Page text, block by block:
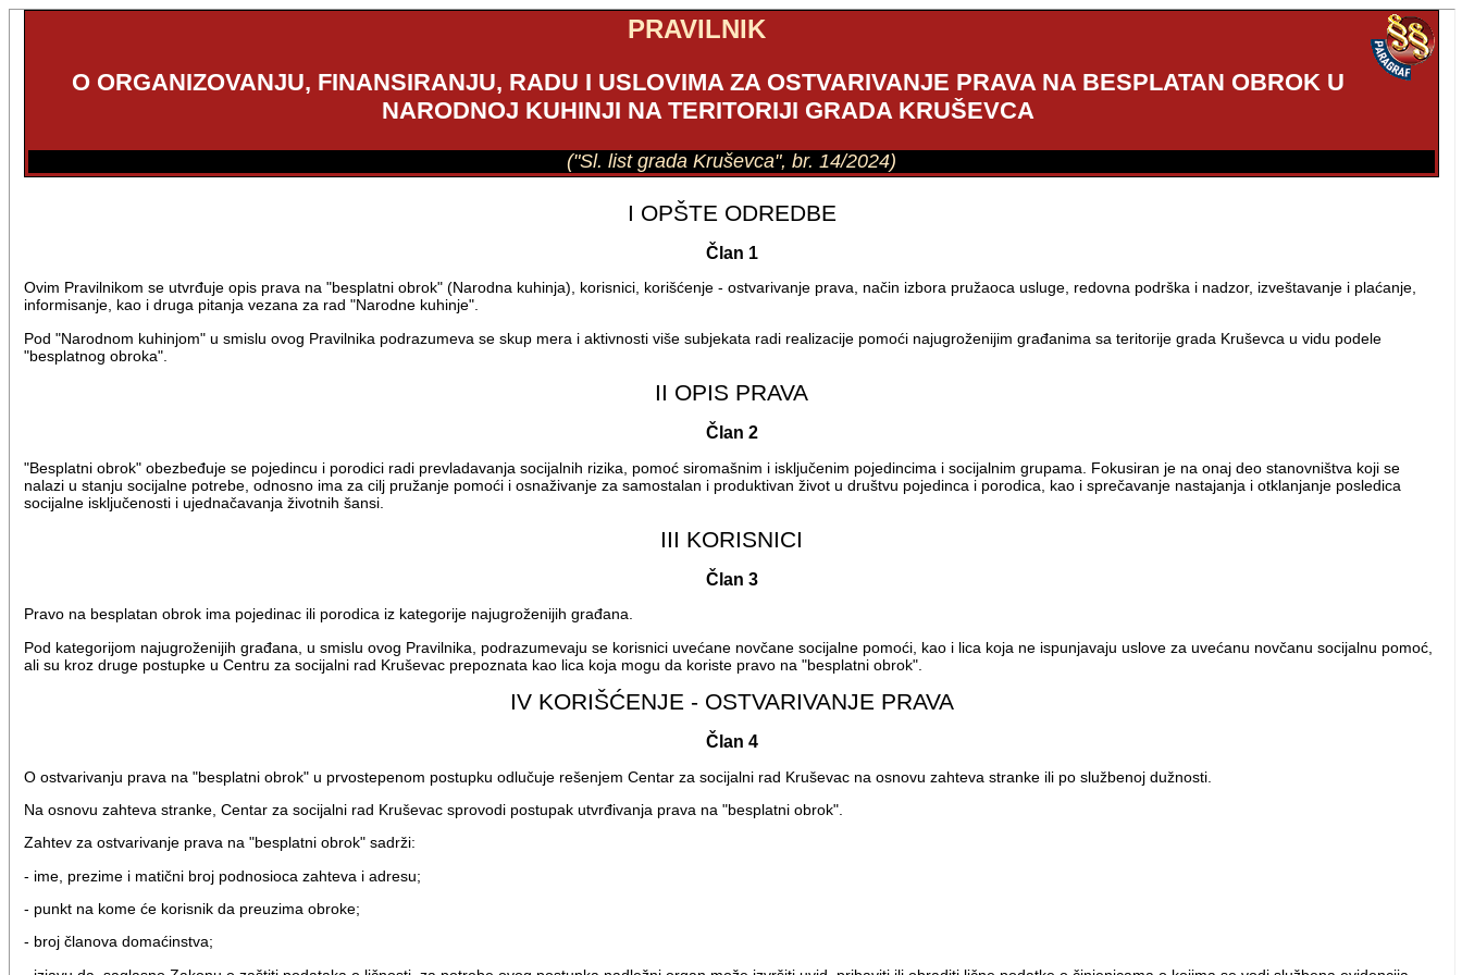
PRAVILNIK
O ORGANIZOVANJU, FINANSIRANJU, RADU I USLOVIMA ZA OSTVARIVANJE PRAVA NA BESPLATAN OBROK U
NARODNOJ KUHINJI NA TERITORIJI GRADA KRUŠEVCA
("Sl. list grada Kruševca", br. 14/2024)
I OPŠTE ODREDBE
Član 1
Ovim Pravilnikom se utvrđuje opis prava na "besplatni obrok" (Narodna kuhinja), korisnici, korišćenje - ostvarivanje prava, način izbora pružaoca usluge, redovna podrška i nadzor, izveštavanje i plaćanje,
informisanje, kao i druga pitanja vezana za rad "Narodne kuhinje".
Pod "Narodnom kuhinjom" u smislu ovog Pravilnika podrazumeva se skup mera i aktivnosti više subjekata radi realizacije pomoći najugroženijim građanima sa teritorije grada Kruševca u vidu podele
"besplatnog obroka".
II OPIS PRAVA
Član 2
"Besplatni obrok" obezbeđuje se pojedincu i porodici radi prevladavanja socijalnih rizika, pomoć siromašnim i isključenim pojedincima i socijalnim grupama. Fokusiran je na onaj deo stanovništva koji se
nalazi u stanju socijalne potrebe, odnosno ima za cilj pružanje pomoći i osnaživanje za samostalan i produktivan život u društvu pojedinca i porodica, kao i sprečavanje nastajanja i otklanjanje posledica
socijalne isključenosti i ujednačavanja životnih šansi.
III KORISNICI
Član 3
Pravo na besplatan obrok ima pojedinac ili porodica iz kategorije najugroženijih građana.
Pod kategorijom najugroženijih građana, u smislu ovog Pravilnika, podrazumevaju se korisnici uvećane novčane socijalne pomoći, kao i lica koja ne ispunjavaju uslove za uvećanu novčanu socijalnu pomoć,
ali su kroz druge postupke u Centru za socijalni rad Kruševac prepoznata kao lica koja mogu da koriste pravo na "besplatni obrok".
IV KORIŠĆENJE - OSTVARIVANJE PRAVA
Član 4
O ostvarivanju prava na "besplatni obrok" u prvostepenom postupku odlučuje rešenjem Centar za socijalni rad Kruševac na osnovu zahteva stranke ili po službenoj dužnosti.
Na osnovu zahteva stranke, Centar za socijalni rad Kruševac sprovodi postupak utvrđivanja prava na "besplatni obrok".
Zahtev za ostvarivanje prava na "besplatni obrok" sadrži:
- ime, prezime i matični broj podnosioca zahteva i adresu;
- punkt na kome će korisnik da preuzima obroke;
- broj članova domaćinstva;